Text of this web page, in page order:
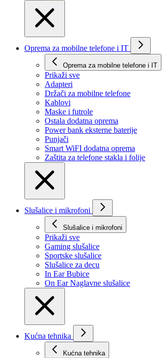
Oprema za mobilne telefone i IT
Oprema za mobilne telefone i IT
Prikaži svе
Adapteri
Držači za mobilne telefone
Kablovi
Maske i futrole
Ostala dodatna oprema
Power bank eksterne baterije
Punjači
Smart WiFI dodatna oprema
Zaštita za telefone stakla i folije
Slušalice i mikrofoni
Slušalice i mikrofoni
Prikaži svе
Gaming slušalice
Sportske slušalice
Slušalice za decu
In Ear Bubice
On Ear Naglavne slušalice
Kućna tehnika
Kućna tehnika